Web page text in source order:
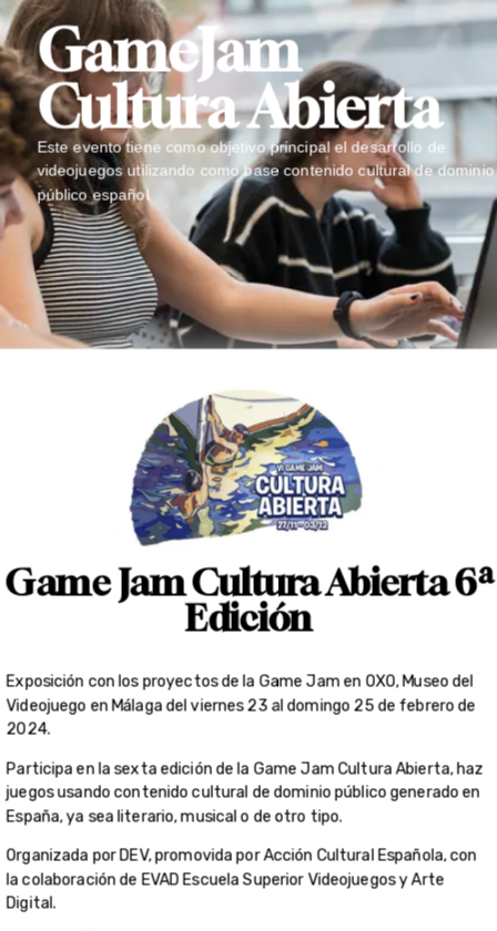
GameJam
Cultura Abierta
Este evento tiene como objetivo principal el desarrollo de
videojuegos utilizando como base contenido cultural de dominio
público español
Game Jam Cultura Abierta 6ª
Edición
Exposición con los proyectos de la Game Jam en OXO, Museo del
Videojuego en Málaga del viernes 23 al domingo 25 de febrero de
2024.
Participa en la sexta edición de la Game Jam Cultura Abierta, haz
juegos usando contenido cultural de dominio público generado en
España, ya sea literario, musical o de otro tipo.
Organizada por DEV, promovida por Acción Cultural Española, con
la colaboración de EVAD Escuela Superior Videojuegos y Arte
Digital.